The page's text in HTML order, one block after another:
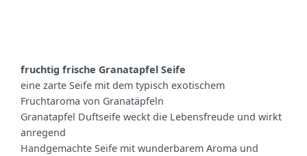
fruchtig frische Granatapfel Seife
eine zarte Seife mit dem typisch exotischem
Fruchtaroma von Granatäpfeln
Granatapfel Duftseife weckt die Lebensfreude und wirkt
anregend
Handgemachte Seife mit wunderbarem Aroma und